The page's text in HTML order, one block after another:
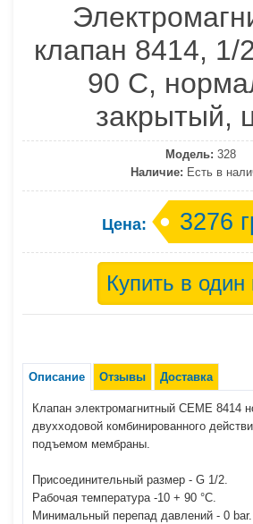
клапан 8414,
90 С,
закрытый,
Модель: 328
Наличие: Есть в
Цена: 3276
Описание Отзывы Доставка
Клапан электромагнитный СЕМЕ 8414
двухходовой комбинированного
подъемом мембраны.
Присоединительный размер - G 1/2.
Рабочая температура -10 + 90 °C.
Минимальный перепад давлений - 0 bar.